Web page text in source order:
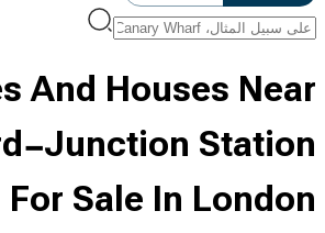
And Houses Near
Junction Station
For Sale In London